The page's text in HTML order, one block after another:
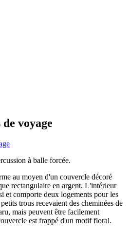
voyage
à balle forcée.
au moyen d'un couvercle décoré
rectangulaire en argent. L'intérieur
et comporte deux logements pour les
trous recevaient des cheminées de
mais peuvent être facilement
est frappé d'un motif floral.